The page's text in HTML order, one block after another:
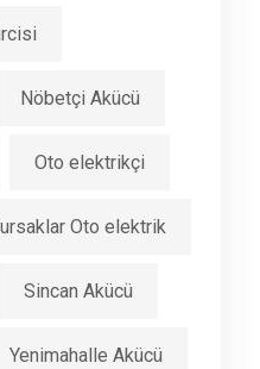
Nöbetçi Akücü
Oto elektrikçi
Oto elektrik
Sincan Akücü
Yenimahalle Akücü